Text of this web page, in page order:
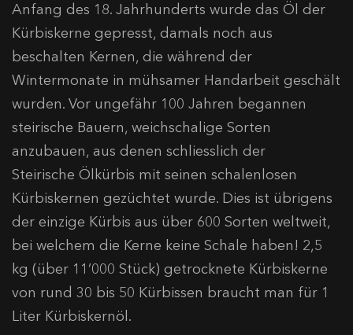
Anfang des 18. Jahrhunderts wurde das Öl der
Kürbiskerne gepresst, damals noch aus
beschalten Kernen, die während der
Wintermonate in mühsamer Handarbeit geschält
wurden. Vor ungefähr 100 Jahren begannen
steirische Bauern, weichschalige Sorten
anzubauen, aus denen schliesslich der
Steirische Ölkürbis mit seinen schalenlosen
Kürbiskernen gezüchtet wurde. Dies ist übrigens
der einzige Kürbis aus über 600 Sorten weltweit,
bei welchem die Kerne keine Schale haben! 2,5
kg (über 11’000 Stück) getrocknete Kürbiskerne
von rund 30 bis 50 Kürbissen braucht man für 1
Liter Kürbiskernöl.